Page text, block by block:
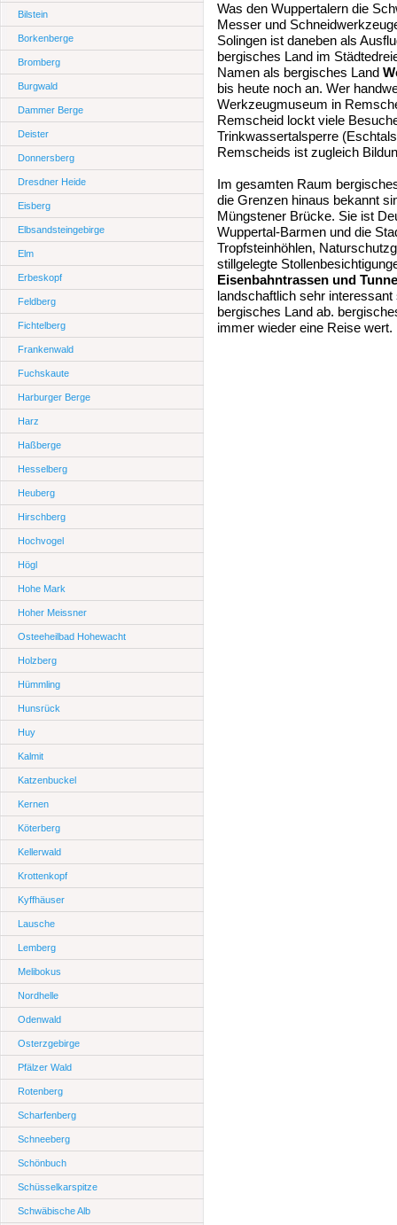
Bilstein
Borkenberge
Bromberg
Burgwald
Dammer Berge
Deister
Donnersberg
Dresdner Heide
Eisberg
Elbsandsteingebirge
Elm
Erbeskopf
Feldberg
Fichtelberg
Frankenwald
Fuchskaute
Harburger Berge
Harz
Haßberge
Hesselberg
Heuberg
Hirschberg
Hochvogel
Högl
Hohe Mark
Hoher Meissner
Osteeheilbad Hohewacht
Holzberg
Hümmling
Hunsrück
Huy
Kalmit
Katzenbuckel
Kernen
Köterberg
Kellerwald
Krottenkopf
Kyffhäuser
Lausche
Lemberg
Melibokus
Nordhelle
Odenwald
Osterzgebirge
Pfälzer Wald
Rotenberg
Scharfenberg
Schneeberg
Schönbuch
Schüsselkarspitze
Schwäbische Alb
Was den Wuppertalern die
Messer und
Solingen ist daneben als
bergisches Land im
Namen als bergisches Land
bis heute noch an. Wer
Werkzeugmuseum in
Remscheid lockt viele
Trinkwassertalsperre
Remscheids ist zugleich
Im gesamten Raum
die Grenzen hinaus bekannt
Müngstener Brücke. Sie ist
Wuppertal-Barmen und die
Tropfsteinhöhlen,
stillgelegte
Eisenbahntrassen und
landschaftlich sehr
bergisches Land ab.
immer wieder eine Reise wert.